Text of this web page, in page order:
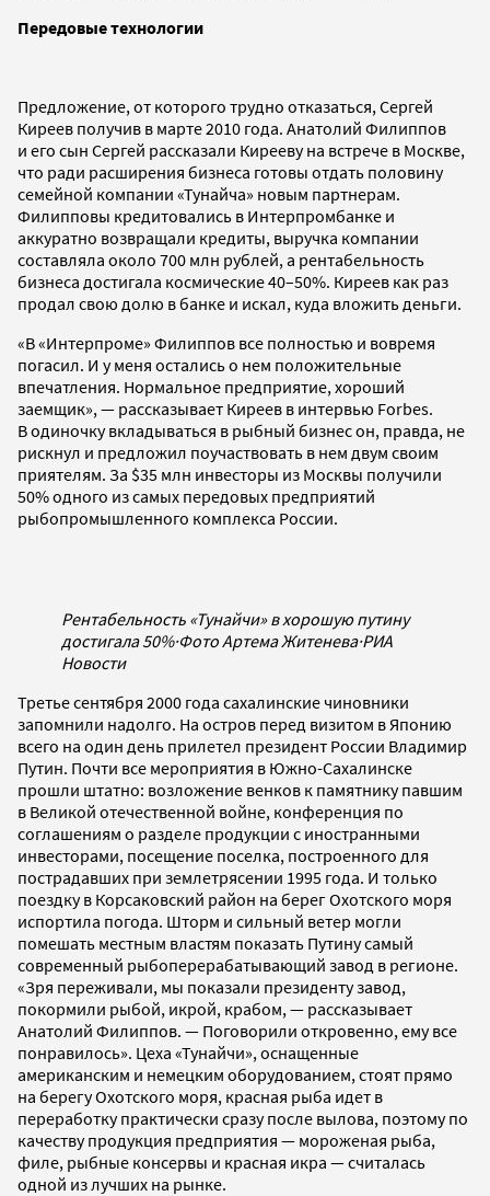
Передовые технологии
Предложение, от которого трудно отказаться, Сергей
Киреев получив в марте 2010 года. Анатолий Филиппов
и его сын Сергей рассказали Кирееву на встрече в Москве,
что ради расширения бизнеса готовы отдать половину
семейной компании «Тунайча» новым партнерам.
Филипповы кредитовались в Интерпромбанке и
аккуратно возвращали кредиты, выручка компании
составляла около 700 млн рублей, а рентабельность
бизнеса достигала космические 40–50%. Киреев как раз
продал свою долю в банке и искал, куда вложить деньги.
«В «Интерпроме» Филиппов все полностью и вовремя
погасил. И у меня остались о нем положительные
впечатления. Нормальное предприятие, хороший
заемщик», — рассказывает Киреев в интервью Forbes.
В одиночку вкладываться в рыбный бизнес он, правда, не
рискнул и предложил поучаствовать в нем двум своим
приятелям. За $35 млн инвесторы из Москвы получили
50% одного из самых передовых предприятий
рыбопромышленного комплекса России.
Рентабельность «Тунайчи» в хорошую путину
достигала 50%·Фото Артема Житенева·РИА
Новости
Третье сентября 2000 года сахалинские чиновники
запомнили надолго. На остров перед визитом в Японию
всего на один день прилетел президент России Владимир
Путин. Почти все мероприятия в Южно-Сахалинске
прошли штатно: возложение венков к памятнику павшим
в Великой отечественной войне, конференция по
соглашениям о разделе продукции с иностранными
инвесторами, посещение поселка, построенного для
пострадавших при землетрясении 1995 года. И только
поездку в Корсаковский район на берег Охотского моря
испортила погода. Шторм и сильный ветер могли
помешать местным властям показать Путину самый
современный рыбоперерабатывающий завод в регионе.
«Зря переживали, мы показали президенту завод,
покормили рыбой, икрой, крабом, — рассказывает
Анатолий Филиппов. — Поговорили откровенно, ему все
понравилось». Цеха «Тунайчи», оснащенные
американским и немецким оборудованием, стоят прямо
на берегу Охотского моря, красная рыба идет в
переработку практически сразу после вылова, поэтому по
качеству продукция предприятия — мороженая рыба,
филе, рыбные консервы и красная икра — считалась
одной из лучших на рынке.